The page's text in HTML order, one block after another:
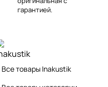
гарантией.
Все товары Inakustik